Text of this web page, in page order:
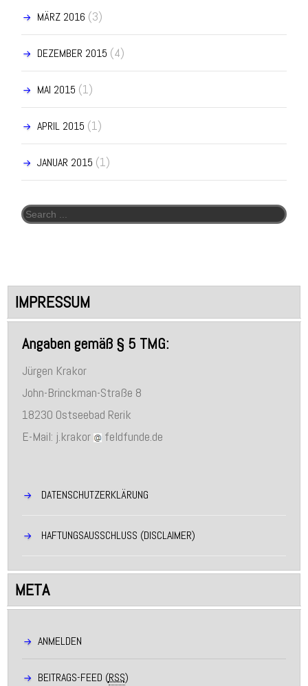
MÄRZ 2016 (3)
DEZEMBER 2015 (4)
MAI 2015 (1)
APRIL 2015 (1)
JANUAR 2015 (1)
Search for:
IMPRESSUM
Angaben gemäß § 5 TMG:
Jürgen Krakor
John-Brinckman-Straße 8
18230 Ostseebad Rerik
E-Mail: j.krakor
feldfunde.de
DATENSCHUTZERKLÄRUNG
HAFTUNGSAUSSCHLUSS (DISCLAIMER)
META
ANMELDEN
BEITRAGS-FEED (RSS)